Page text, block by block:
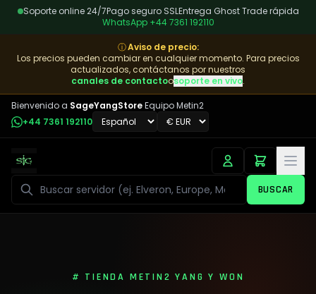
Soporte online 24/7Pago seguro SSLEntrega Ghost Trade rápida
WhatsApp +44 7361 192110
ⓘAviso de precio:
Los precios pueden cambiar en cualquier momento. Para precios
actualizados, contáctanos por nuestros
canales de contactoosoporte en vivo.
Bienvenido a SageYangStoreEquipo Metin2
+44 7361 192110
Buscar BUSCAR
# TIENDA METIN2 YANG Y WON